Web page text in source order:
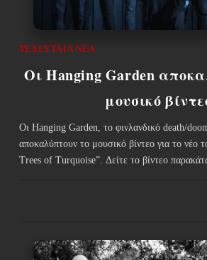
ΤΕΛΕΥΤΑΊΑ ΝΈΑ
Οι Hanging Garden
μουσικό
Οι Hanging Garden, το φινλανδικό death/
αποκαλύπτουν το μουσικό βίντεο για το νέο
Trees of Turquoise”. Δείτε το βίντεο